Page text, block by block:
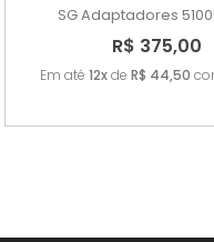
SG Adaptadores
R$ 375,00
Em até 12xde R$ 44,50